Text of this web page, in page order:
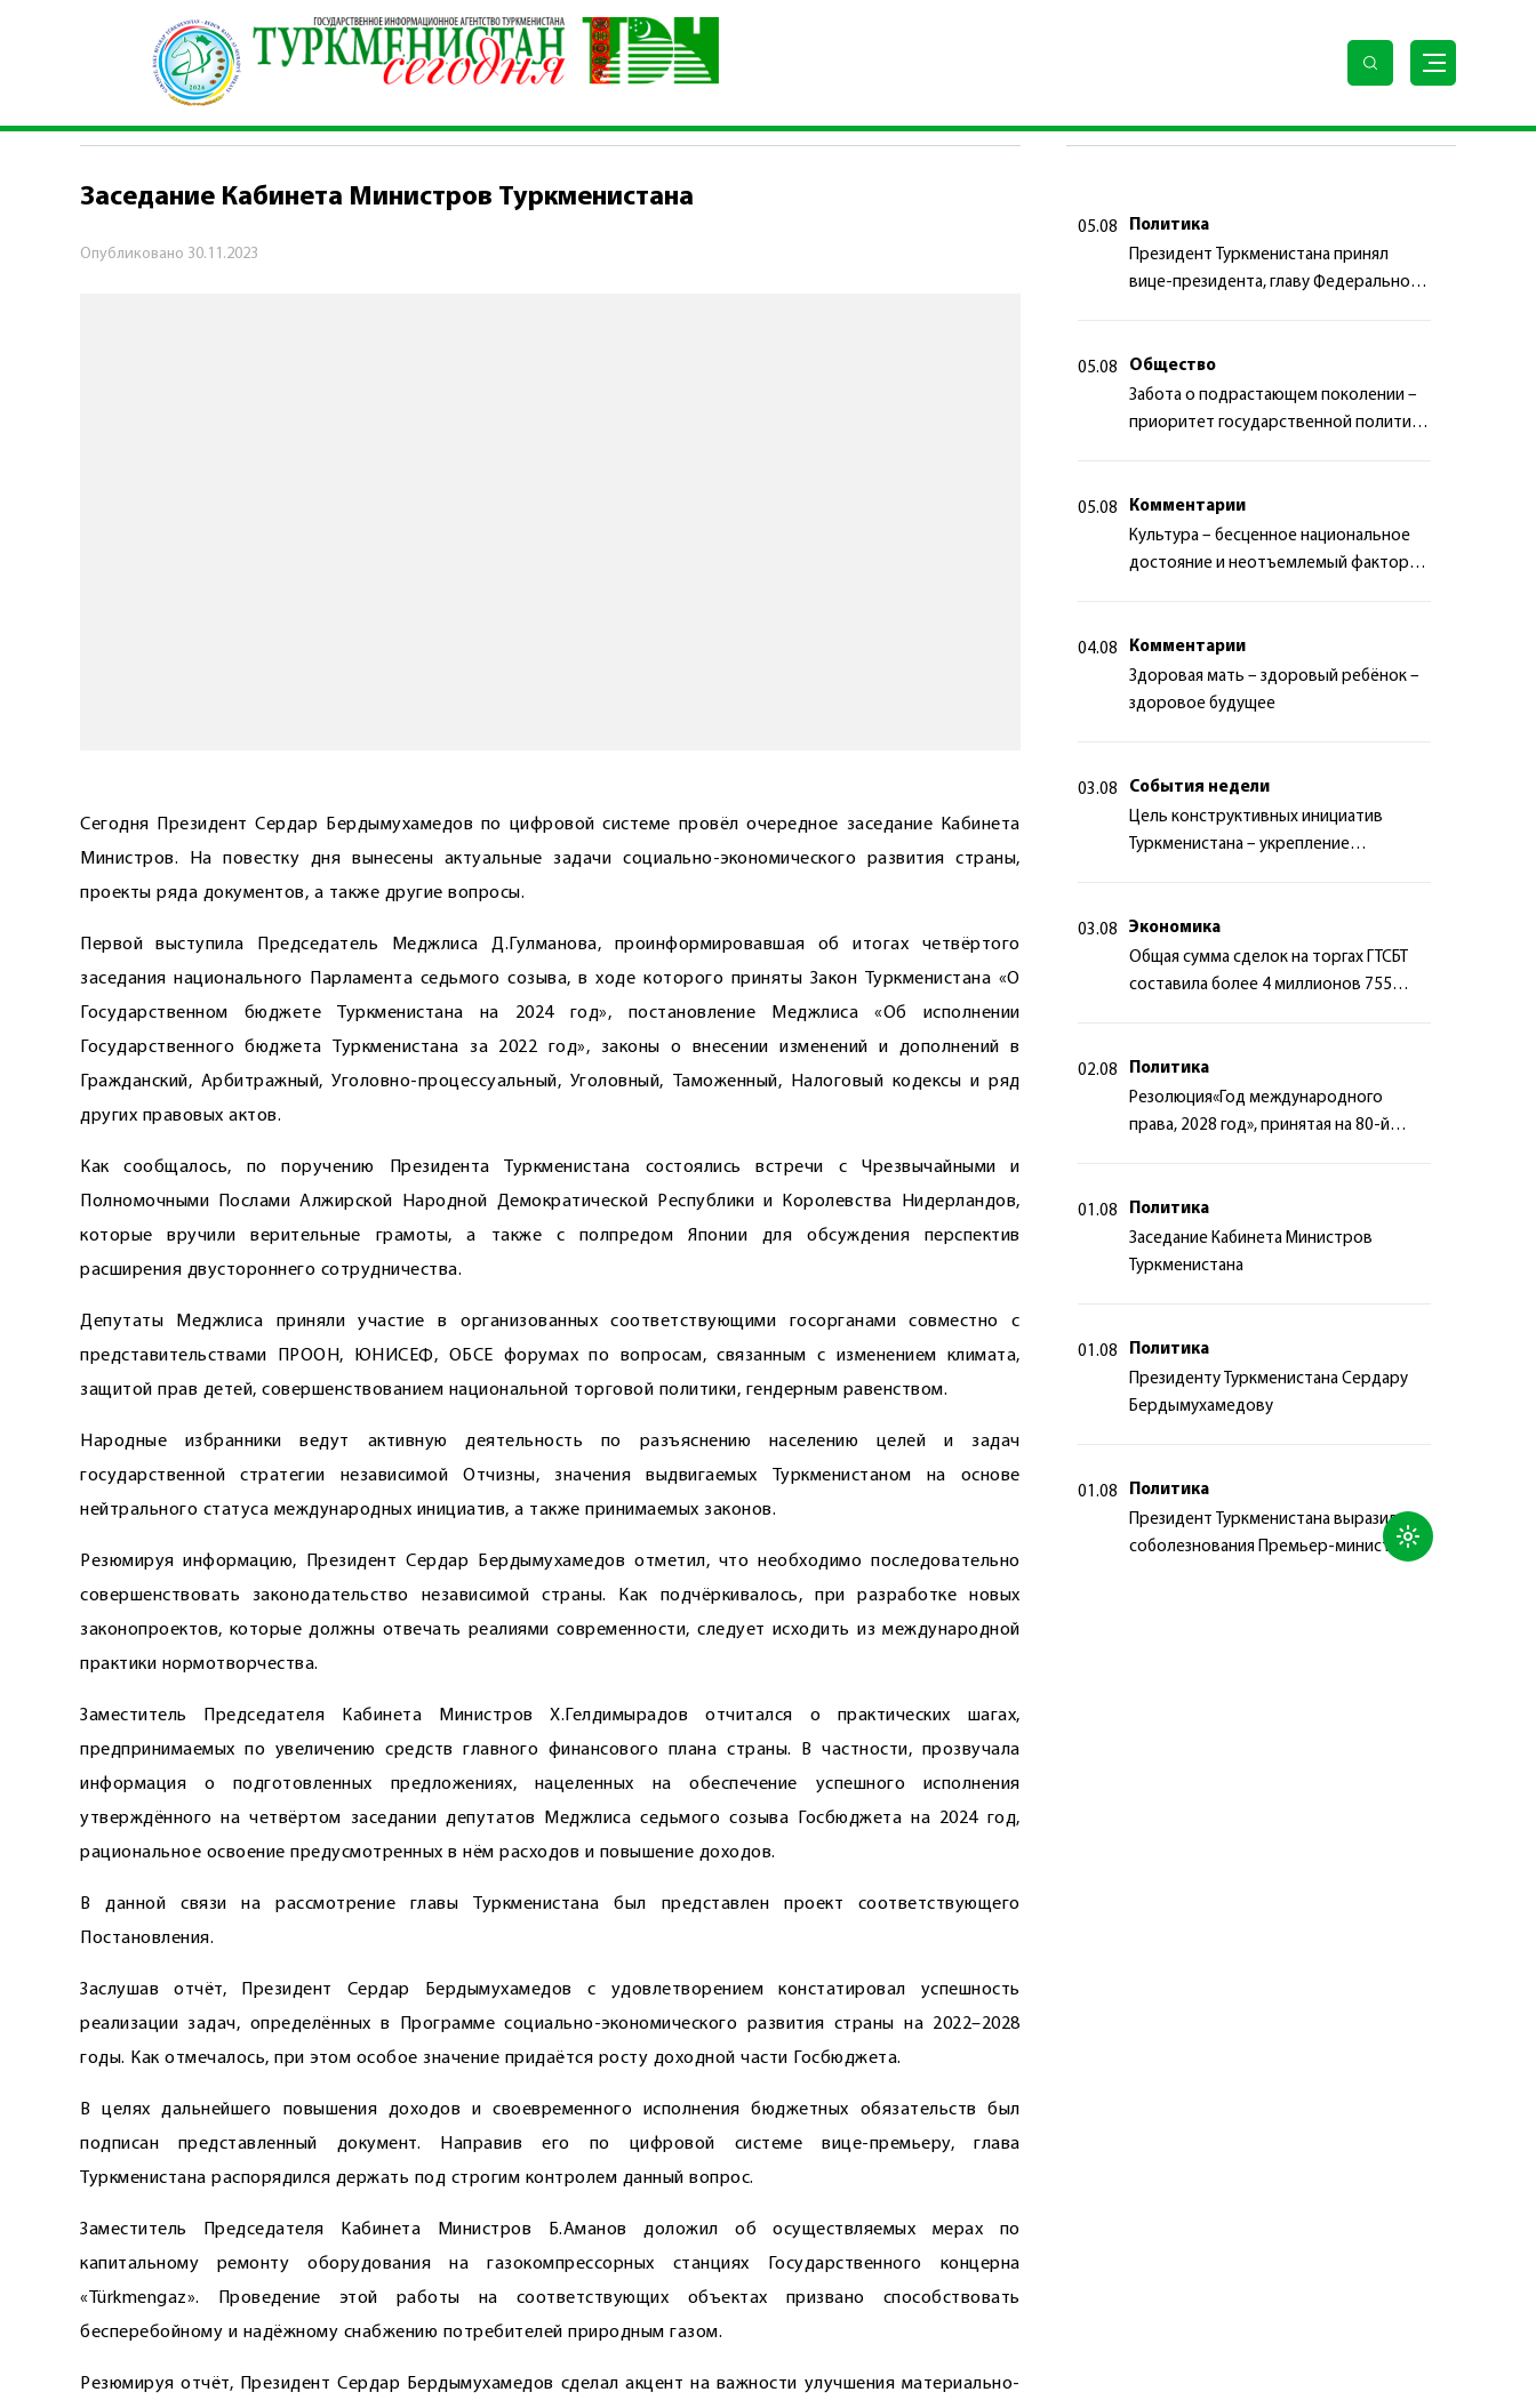
\ Политика \ Заседание Кабинета Министров Туркменистана
ПОЛИТИКА
Заседание Кабинета Министров Туркменистана
Опубликовано 30.11.2023
Сегодня Президент Сердар Бердымухамедов по цифровой системе провёл очередное заседание Кабинета
Министров. На повестку дня вынесены актуальные задачи социально-экономического развития страны,
проекты ряда документов, а также другие вопросы.
Первой выступила Председатель Меджлиса Д.Гулманова, проинформировавшая об итогах четвёртого
заседания национального Парламента седьмого созыва, в ходе которого приняты Закон Туркменистана «О
Государственном бюджете Туркменистана на 2024 год», постановление Меджлиса «Об исполнении
Государственного бюджета Туркменистана за 2022 год», законы о внесении изменений и дополнений в
Гражданский, Арбитражный, Уголовно-процессуальный, Уголовный, Таможенный, Налоговый кодексы и ряд
других правовых актов.
Как сообщалось, по поручению Президента Туркменистана состоялись встречи с Чрезвычайными и
Полномочными Послами Алжирской Народной Демократической Республики и Королевства Нидерландов,
которые вручили верительные грамоты, а также с полпредом Японии для обсуждения перспектив
расширения двустороннего сотрудничества.
Депутаты Меджлиса приняли участие в организованных соответствующими госорганами совместно с
представительствами ПРООН, ЮНИСЕФ, ОБСЕ форумах по вопросам, связанным с изменением климата,
защитой прав детей, совершенствованием национальной торговой политики, гендерным равенством.
Народные избранники ведут активную деятельность по разъяснению населению целей и задач
государственной стратегии независимой Отчизны, значения выдвигаемых Туркменистаном на основе
нейтрального статуса международных инициатив, а также принимаемых законов.
Резюмируя информацию, Президент Сердар Бердымухамедов отметил, что необходимо последовательно
совершенствовать законодательство независимой страны. Как подчёркивалось, при разработке новых
законопроектов, которые должны отвечать реалиями современности, следует исходить из международной
практики нормотворчества.
Заместитель Председателя Кабинета Министров Х.Гелдимырадов отчитался о практических шагах,
предпринимаемых по увеличению средств главного финансового плана страны. В частности, прозвучала
информация о подготовленных предложениях, нацеленных на обеспечение успешного исполнения
утверждённого на четвёртом заседании депутатов Меджлиса седьмого созыва Госбюджета на 2024 год,
рациональное освоение предусмотренных в нём расходов и повышение доходов.
В данной связи на рассмотрение главы Туркменистана был представлен проект соответствующего
Постановления.
Заслушав отчёт, Президент Сердар Бердымухамедов с удовлетворением констатировал успешность
реализации задач, определённых в Программе социально-экономического развития страны на 2022–2028
годы. Как отмечалось, при этом особое значение придаётся росту доходной части Госбюджета.
В целях дальнейшего повышения доходов и своевременного исполнения бюджетных обязательств был
подписан представленный документ. Направив его по цифровой системе вице-премьеру, глава
Туркменистана распорядился держать под строгим контролем данный вопрос.
Заместитель Председателя Кабинета Министров Б.Аманов доложил об осуществляемых мерах по
капитальному ремонту оборудования на газокомпрессорных станциях Государственного концерна
«Türkmengaz». Проведение этой работы на соответствующих объектах призвано способствовать
бесперебойному и надёжному снабжению потребителей природным газом.
Резюмируя отчёт, Президент Сердар Бердымухамедов сделал акцент на важности улучшения материально-
05.08
Политика
Президент Туркменистана принял
вице-президента, главу Федерального
05.08
Общество
Забота о подрастающем поколении –
приоритет государственной политики
05.08
Комментарии
Культура – бесценное национальное
достояние и неотъемлемый фактор
04.08
Комментарии
Здоровая мать – здоровый ребёнок –
здоровое будущее
03.08
События недели
Цель конструктивных инициатив
Туркменистана – укрепление
03.08
Экономика
Общая сумма сделок на торгах ГТСБТ
составила более 4 миллионов 755
02.08
Политика
Резолюция«Год международного
права, 2028 год», принятая на 80-й
01.08
Политика
Заседание Кабинета Министров
Туркменистана
01.08
Политика
Президенту Туркменистана Сердару
Бердымухамедову
01.08
Политика
Президент Туркменистана выразил
соболезнования Премьер-министру